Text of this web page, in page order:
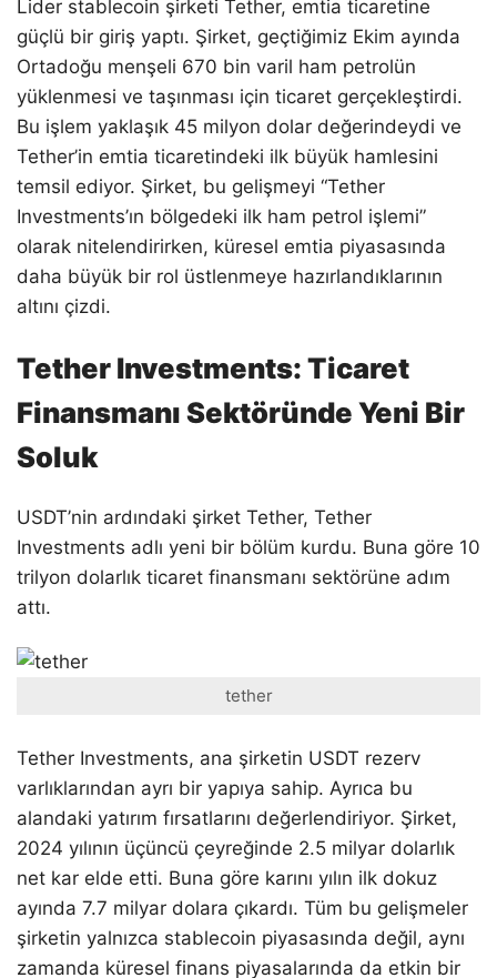
Lider stablecoin şirketi Tether, emtia ticaretine
güçlü bir giriş yaptı. Şirket, geçtiğimiz Ekim ayında
Ortadoğu menşeli 670 bin varil ham petrolün
yüklenmesi ve taşınması için ticaret gerçekleştirdi.
Bu işlem yaklaşık 45 milyon dolar değerindeydi ve
Tether’in emtia ticaretindeki ilk büyük hamlesini
temsil ediyor. Şirket, bu gelişmeyi “Tether
Investments’ın bölgedeki ilk ham petrol işlemi”
olarak nitelendirirken, küresel emtia piyasasında
daha büyük bir rol üstlenmeye hazırlandıklarının
altını çizdi.
Tether Investments: Ticaret
Finansmanı Sektöründe Yeni Bir
Soluk
USDT’nin ardındaki şirket Tether, Tether
Investments adlı yeni bir bölüm kurdu. Buna göre 10
trilyon dolarlık ticaret finansmanı sektörüne adım
attı.
tether
Tether Investments, ana şirketin USDT rezerv
varlıklarından ayrı bir yapıya sahip. Ayrıca bu
alandaki yatırım fırsatlarını değerlendiriyor. Şirket,
2024 yılının üçüncü çeyreğinde 2.5 milyar dolarlık
net kar elde etti. Buna göre karını yılın ilk dokuz
ayında 7.7 milyar dolara çıkardı. Tüm bu gelişmeler
şirketin yalnızca stablecoin piyasasında değil, aynı
zamanda küresel finans piyasalarında da etkin bir